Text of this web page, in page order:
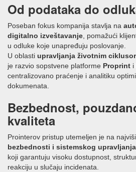
Od podataka do
Poseban fokus kompanija stavlja na
digitalno izveštavanje, pomažući
u odluke koje unapređuju poslovanje.
U oblasti upravljanja životnim
je razvio sopstvene platforme Proprint i
centralizovano praćenje i analitiku
dokumenata.
Bezbednost,
kvaliteta
Prointerov pristup utemeljen je na
bezbednosti i sistemskog upravljanja
koji garantuju visoku dostupnost,
reakciju u slučaju incidenata.